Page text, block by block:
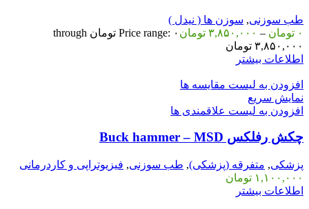
طب سوزنی, سوزن ها ( نیدل )
۰ تومان – ۳,۸۵۰,۰۰۰ تومان
Price range: ۰ تومان through
۳,۸۵۰,۰۰۰ تومان
اطلاعات بیشتر
افزودن به لیست مقایسه ها
نمایش سریع
افزودن به لیست علاقمندی ها
چکش رفلکس Buck hammer – MSD
پزشکی, متفرقه (پزشکی), طب سوزنی, فیزیوتراپی و کاردرمانی
۱,۱۰۰,۰۰۰ تومان
اطلاعات بیشتر